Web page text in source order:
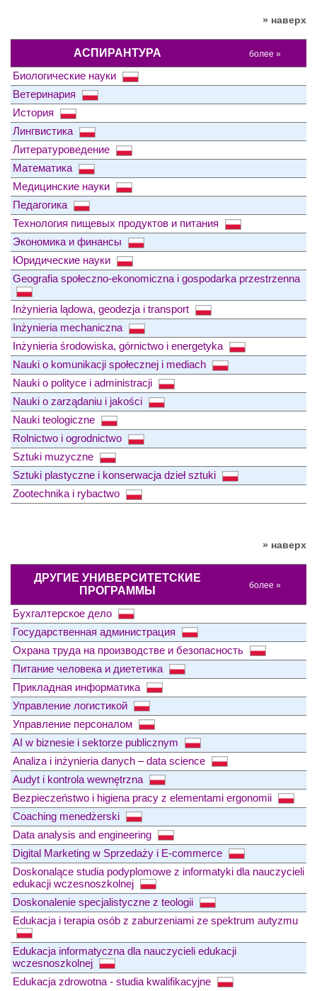
» наверх
АСПИРАНТУРА более »
Биологические науки
Ветеринария
История
Лингвистика
Литературоведение
Математика
Медицинские науки
Педагогика
Технология пищевых продуктов и питания
Экономика и финансы
Юридические науки
Geografia społeczno-ekonomiczna i gospodarka przestrzenna
Inżynieria lądowa, geodezja i transport
Inżynieria mechaniczna
Inżynieria środowiska, górnictwo i energetyka
Nauki o komunikacji społecznej i mediach
Nauki o polityce i administracji
Nauki o zarządaniu i jakości
Nauki teologiczne
Rolnictwo i ogrodnictwo
Sztuki muzyczne
Sztuki plastyczne i konserwacja dzieł sztuki
Zootechnika i rybactwo
» наверх
ДРУГИЕ УНИВЕРСИТЕТСКИЕ
ПРОГРАММЫ
более »
Бухгалтерское дело
Государственная администрация
Охрана труда на производстве и безопасность
Питание человека и диететика
Прикладная информатика
Управление логистикой
Управление персоналом
AI w biznesie i sektorze publicznym
Analiza i inżynieria danych – data science
Audyt i kontrola wewnętrzna
Bezpieczeństwo i higiena pracy z elementami ergonomii
Coaching menedżerski
Data analysis and engineering
Digital Marketing w Sprzedaży i E-commerce
Doskonalące studia podyplomowe z informatyki dla nauczycieli
edukacji wczesnoszkolnej
Doskonalenie specjalistyczne z teologii
Edukacja i terapia osób z zaburzeniami ze spektrum autyzmu
Edukacja informatyczna dla nauczycieli edukacji
wczesnoszkolnej
Edukacja zdrowotna - studia kwalifikacyjne